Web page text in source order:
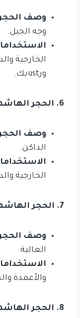
وصف
وجه الجبل.
الخارجية
ورustيك.
6. الحجر الهاشمي الأحمر (سانت كاترين)
وصف
الداكن.
الخارجية
7. الحجر الهاشمي الكريمي
وصف
العالية.
والأعمدة
8. الحجر الهاشمي الأبيض